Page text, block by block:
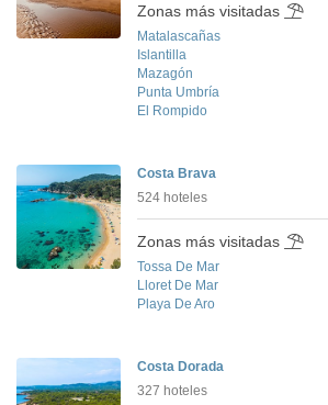
Zonas más visitadas
Matalascañas
Islantilla
Mazagón
Punta Umbría
El Rompido
Costa Brava
524 hoteles
Zonas más visitadas
Tossa De Mar
Lloret De Mar
Playa De Aro
Costa Dorada
327 hoteles